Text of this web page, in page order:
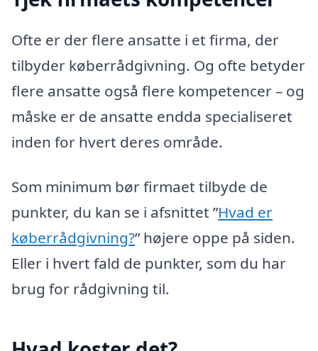
Ofte er der flere ansatte i et firma, der
tilbyder køberrådgivning. Og ofte betyder
flere ansatte også flere kompetencer – og
måske er de ansatte endda specialiseret
inden for hvert deres område.
Som minimum bør firmaet tilbyde de
punkter, du kan se i afsnittet ”Hvad er
køberrådgivning?” højere oppe på siden.
Eller i hvert fald de punkter, som du har
brug for rådgivning til.